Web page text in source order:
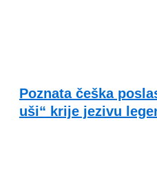
Poznata češka
uši“ krije jezivu